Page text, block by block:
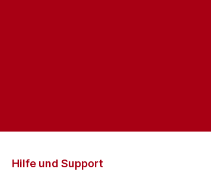
Hilfe und Support